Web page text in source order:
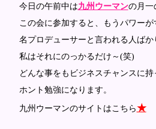
今日の午前中は九州ウーマンの月一
この会に参加すると、もうパワーが
名プロデューサーと言われる人ばか
私はそれにのっかるだけ～(笑)
どんな事をもビジネスチャンスに持
ホント勉強になります。
九州ウーマンのサイトはこちら★